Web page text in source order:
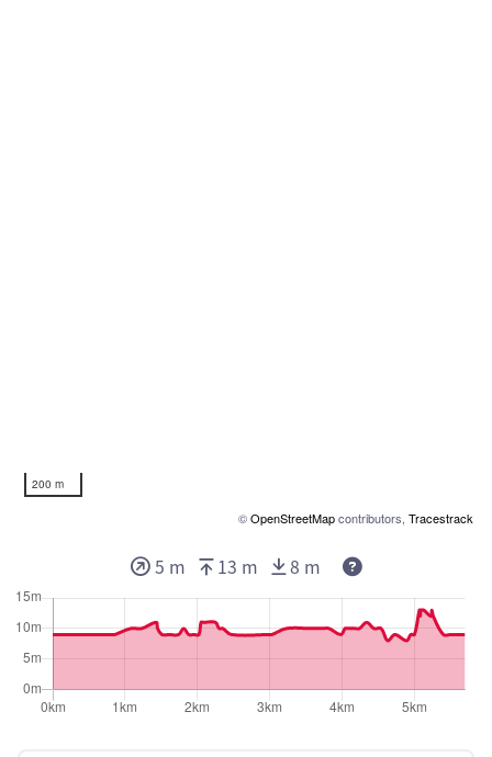
200 m
©OpenStreetMapcontributors, Tracestrack
5 m 13 m 8 m